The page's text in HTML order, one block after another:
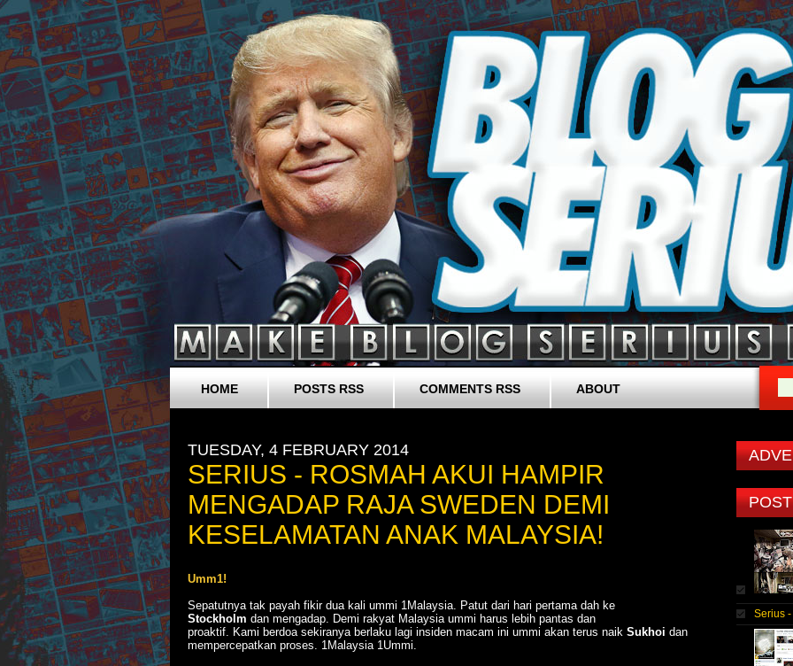
HOME POSTS RSS COMMENTS RSS ABOUT
TUESDAY, 4 FEBRUARY 2014
SERIUS - ROSMAH AKUI HAMPIR
MENGADAP RAJA SWEDEN DEMI
KESELAMATAN ANAK MALAYSIA!
Umm1!
Sepatutnya tak payah fikir dua kali ummi 1Malaysia. Patut dari hari pertama dah ke
Stockholm dan mengadap. Demi rakyat Malaysia ummi harus lebih pantas dan
proaktif. Kami berdoa sekiranya berlaku lagi insiden macam ini ummi akan terus naik Sukhoi dan
mempercepatkan proses. 1Malaysia 1Ummi.
Serius